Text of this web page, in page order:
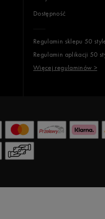
Dostępność
Regulamin sklepu 50
Regulamin aplikacji 50
Więcej regulaminów >